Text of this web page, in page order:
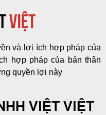
và lợi ích hợp pháp của
hợp pháp của bản thân
quyền lợi này
VIỆT VIỆT